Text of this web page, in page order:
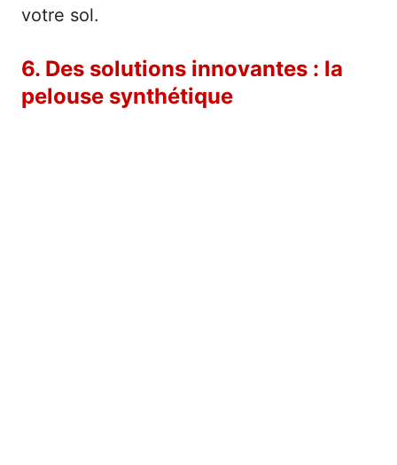
votre sol.
6. Des solutions innovantes : la
pelouse synthétique